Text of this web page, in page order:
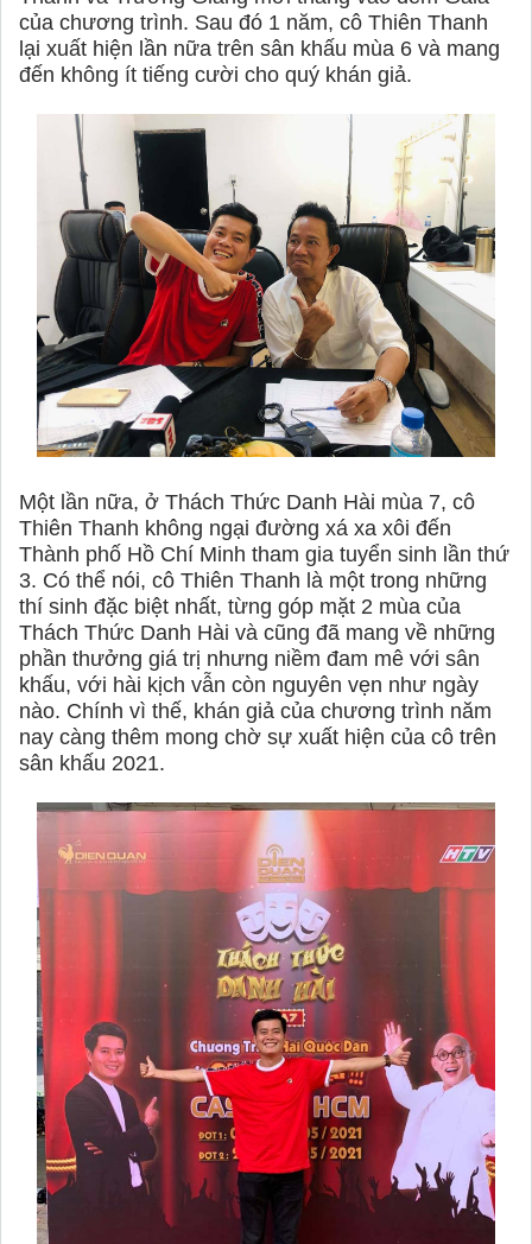
của chương trình. Sau đó 1 năm, cô Thiên Thanh
lại xuất hiện lần nữa trên sân khấu mùa 6 và mang
đến không ít tiếng cười cho quý khán giả.
Một lần nữa, ở Thách Thức Danh Hài mùa 7, cô
Thiên Thanh không ngại đường xá xa xôi đến
Thành phố Hồ Chí Minh tham gia tuyển sinh lần thứ
3. Có thể nói, cô Thiên Thanh là một trong những
thí sinh đặc biệt nhất, từng góp mặt 2 mùa của
Thách Thức Danh Hài và cũng đã mang về những
phần thưởng giá trị nhưng niềm đam mê với sân
khấu, với hài kịch vẫn còn nguyên vẹn như ngày
nào. Chính vì thế, khán giả của chương trình năm
nay càng thêm mong chờ sự xuất hiện của cô trên
sân khấu 2021.